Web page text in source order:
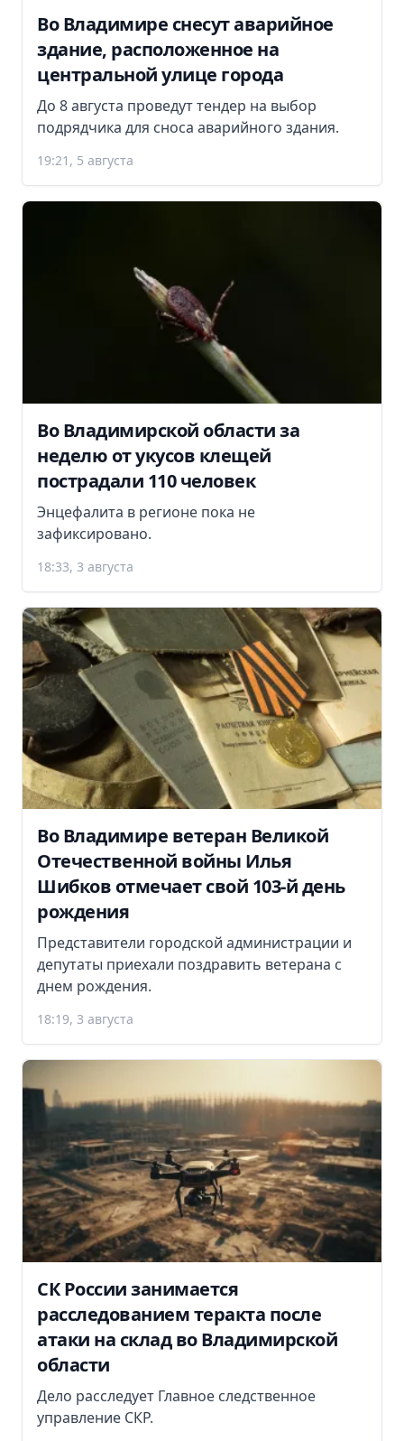
Во Владимире снесут аварийное
здание, расположенное на
центральной улице города
До 8 августа проведут тендер на выбор
подрядчика для сноса аварийного здания.
19:21, 5 августа
Во Владимирской области за
неделю от укусов клещей
пострадали 110 человек
Энцефалита в регионе пока не
зафиксировано.
18:33, 3 августа
Во Владимире ветеран Великой
Отечественной войны Илья
Шибков отмечает свой 103-й день
рождения
Представители городской администрации и
депутаты приехали поздравить ветерана с
днем рождения.
18:19, 3 августа
СК России занимается
расследованием теракта после
атаки на склад во Владимирской
области
Дело расследует Главное следственное
управление СКР.